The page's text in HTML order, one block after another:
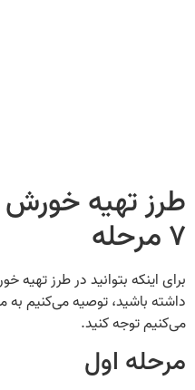
طرز تهیه خورش
۷ مرحله
برای‌ اینکه بتوانید در طرز تهیه
داشته باشید، توصیه می‌کنیم
می‌کنیم توجه کنید.
مرحله اول